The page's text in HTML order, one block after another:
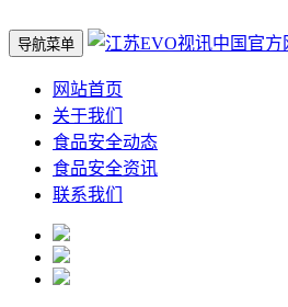
导航菜单
网站首页
关于我们
食品安全动态
食品安全资讯
联系我们